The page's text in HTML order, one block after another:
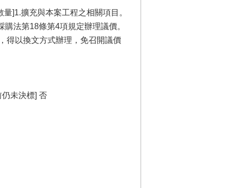
]1.擴充與本案工程之相關項目。
法第18條第4項規定辦理議價。
得以換文方式辦理，免召開議價
未決標] 否